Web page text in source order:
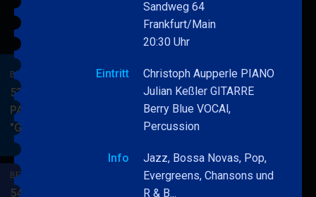
BERRY BLUE & BAND
53. JAZZ Matinee in den
PARKSIDE STUDIOS
"Gypsy Jazz"
&
BERRY BLUE & BAND
54. JAZZ Matinee in den
Sandweg 64
Frankfurt/Main
20:30 Uhr
Eintritt
Christoph Aupperle PIANO
Julian Keßler GITARRE
Berry Blue VOCAl,
Percussion
Info
Jazz, Bossa Novas, Pop,
Evergreens, Chansons und
R & B...